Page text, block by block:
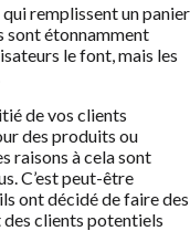
remplissent un panier
sont étonnamment
le font, mais les
de vos clients
des produits ou
raisons à cela sont
C’est peut-être
ont décidé de faire des
des clients potentiels